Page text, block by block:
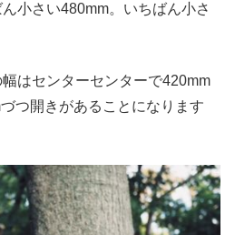
小さい480mm。いちばん小さ
はセンターセンターで420mm
つ開きがあることになります